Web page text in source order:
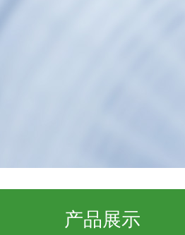
产品展示